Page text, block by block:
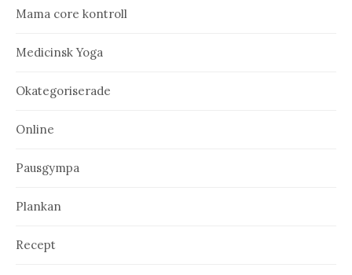
Mama core kontroll
Medicinsk Yoga
Okategoriserade
Online
Pausgympa
Plankan
Recept